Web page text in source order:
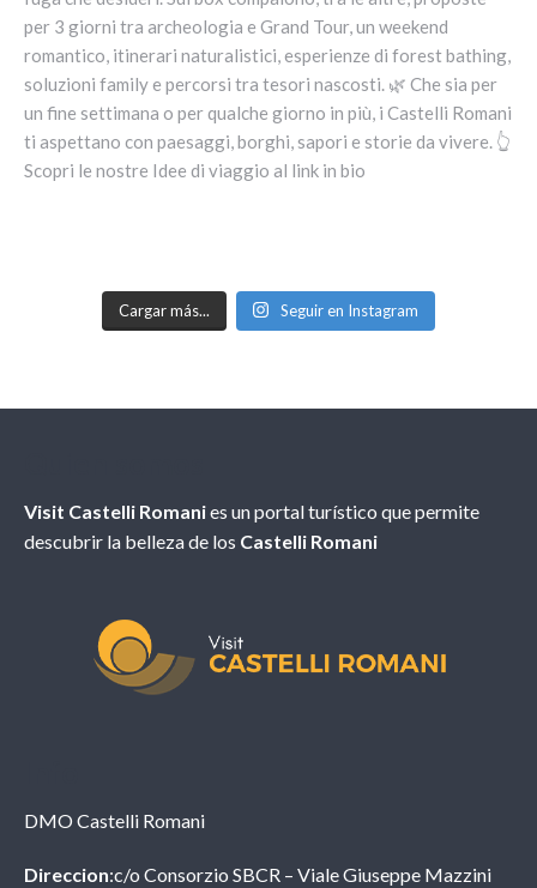
Cargar más... Seguir en Instagram
Visit Castelli Romanies un portal turístico que permite
descubrir la belleza de los Castelli Romani
DMO Castelli Romani
Direccion:c/o Consorzio SBCR – Viale Giuseppe Mazzini